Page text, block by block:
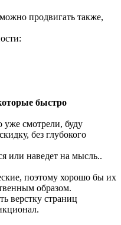
продвигать также,
быстро
смотрели, буду
без глубокого
или наведет на мысль..
поэтому хорошо бы их
образом.
верстку страниц